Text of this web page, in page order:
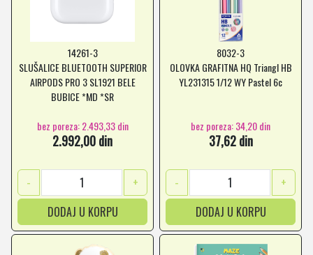
14261-3
SLUŠALICE BLUETOOTH SUPERIOR
AIRPODS PRO 3 SL1921 BELE
BUBICE *MD *SR
bez poreza: 2.493,33 din
2.992,00 din
-
+
DODAJ U KORPU
8032-3
OLOVKA GRAFITNA HQ Triangl HB
YL231315 1/12 WY Pastel 6c
bez poreza: 34,20 din
37,62 din
-
+
DODAJ U KORPU